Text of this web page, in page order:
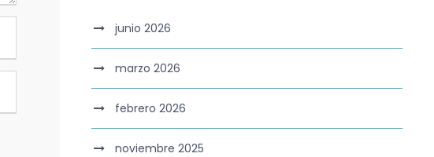
junio 2026
marzo 2026
febrero 2026
noviembre 2025